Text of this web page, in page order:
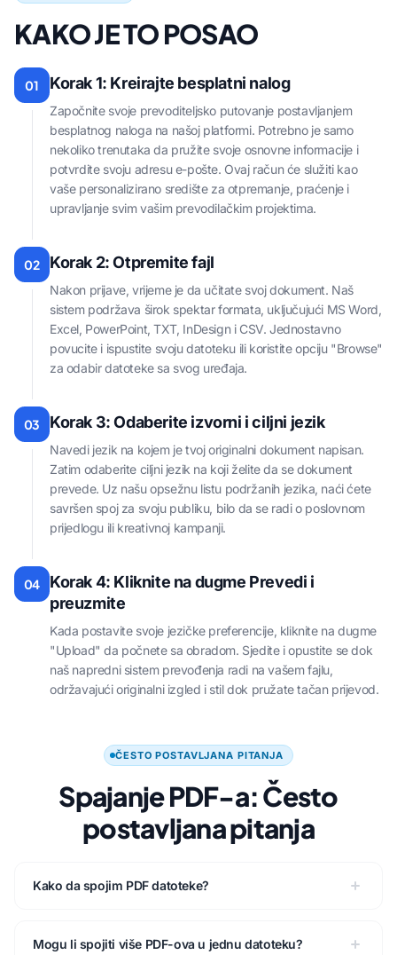
KAKO JE TO POSAO
01 Korak 1: Kreirajte besplatni nalog
Započnite svoje prevoditeljsko putovanje postavljanjem
besplatnog naloga na našoj platformi. Potrebno je samo
nekoliko trenutaka da pružite svoje osnovne informacije i
potvrdite svoju adresu e-pošte. Ovaj račun će služiti kao
vaše personalizirano središte za otpremanje, praćenje i
upravljanje svim vašim prevodilačkim projektima.
02 Korak 2: Otpremite fajl
Nakon prijave, vrijeme je da učitate svoj dokument. Naš
sistem podržava širok spektar formata, uključujući MS Word,
Excel, PowerPoint, TXT, InDesign i CSV. Jednostavno
povucite i ispustite svoju datoteku ili koristite opciju "Browse"
za odabir datoteke sa svog uređaja.
03 Korak 3: Odaberite izvorni i ciljni jezik
Navedi jezik na kojem je tvoj originalni dokument napisan.
Zatim odaberite ciljni jezik na koji želite da se dokument
prevede. Uz našu opsežnu listu podržanih jezika, naći ćete
savršen spoj za svoju publiku, bilo da se radi o poslovnom
prijedlogu ili kreativnoj kampanji.
04
Korak 4: Kliknite na dugme Prevedi i
preuzmite
Kada postavite svoje jezičke preferencije, kliknite na dugme
"Upload" da počnete sa obradom. Sjedite i opustite se dok
naš napredni sistem prevođenja radi na vašem fajlu,
održavajući originalni izgled i stil dok pružate tačan prijevod.
ČESTO POSTAVLJANA PITANJA
Spajanje PDF-a: Često
postavljana pitanja
Kako da spojim PDF datoteke?
Mogu li spojiti više PDF-ova u jednu datoteku?